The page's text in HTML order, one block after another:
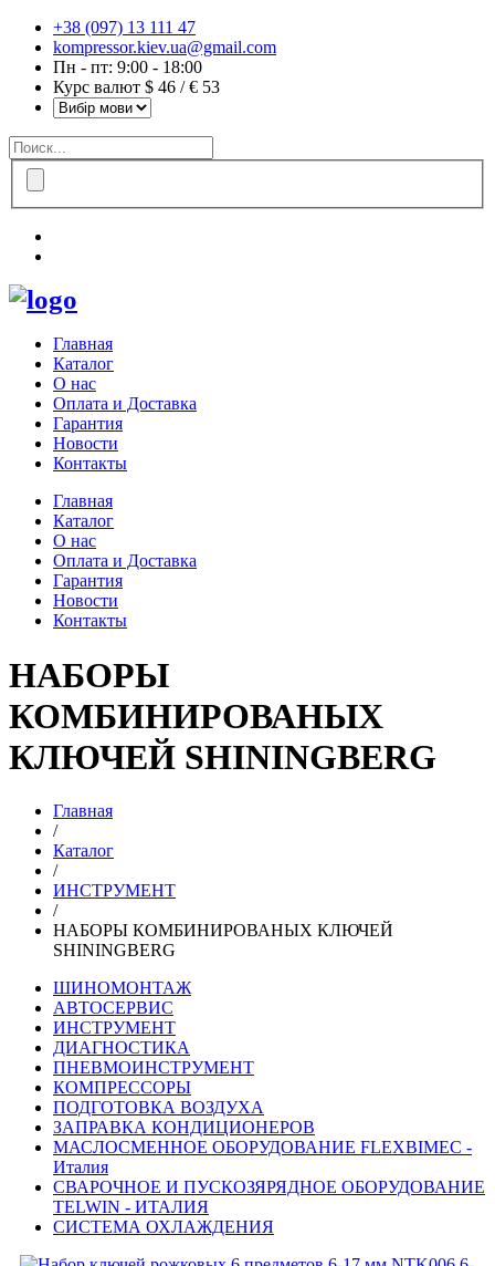
+38 (097) 13 111 47
kompressor.kiev.ua@gmail.com
Пн - пт: 9:00 - 18:00
Курс валют $ 46 / € 53
Главная
Каталог
О нас
Оплата и Доставка
Гарантия
Новости
Контакты
Главная
Каталог
О нас
Оплата и Доставка
Гарантия
Новости
Контакты
НАБОРЫ
КОМБИНИРОВАНЫХ
КЛЮЧЕЙ SHININGBERG
Главная
/
Каталог
/
ИНСТРУМЕНТ
/
НАБОРЫ КОМБИНИРОВАНЫХ КЛЮЧЕЙ
SHININGBERG
ШИНОМОНТАЖ
АВТОСЕРВИС
ИНСТРУМЕНТ
ДИАГНОСТИКА
ПНЕВМОИНСТРУМЕНТ
КОМПРЕССОРЫ
ПОДГОТОВКА ВОЗДУХА
ЗАПРАВКА КОНДИЦИОНЕРОВ
МАСЛОСМЕННОЕ ОБОРУДОВАНИЕ FLEXBIMEC -
Италия
СВАРОЧНОЕ И ПУСКОЗЯРЯДНОЕ ОБОРУДОВАНИЕ
TELWIN - ИТАЛИЯ
СИСТЕМА ОХЛАЖДЕНИЯ